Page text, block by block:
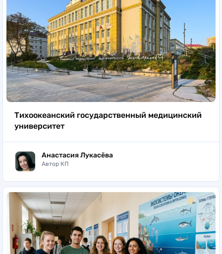
Тихоокеанский государственный медицинский
университет
Анастасия Лукасёва
Автор КП